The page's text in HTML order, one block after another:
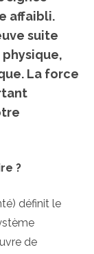
affaibli.
suite
La force
?
définit le
de